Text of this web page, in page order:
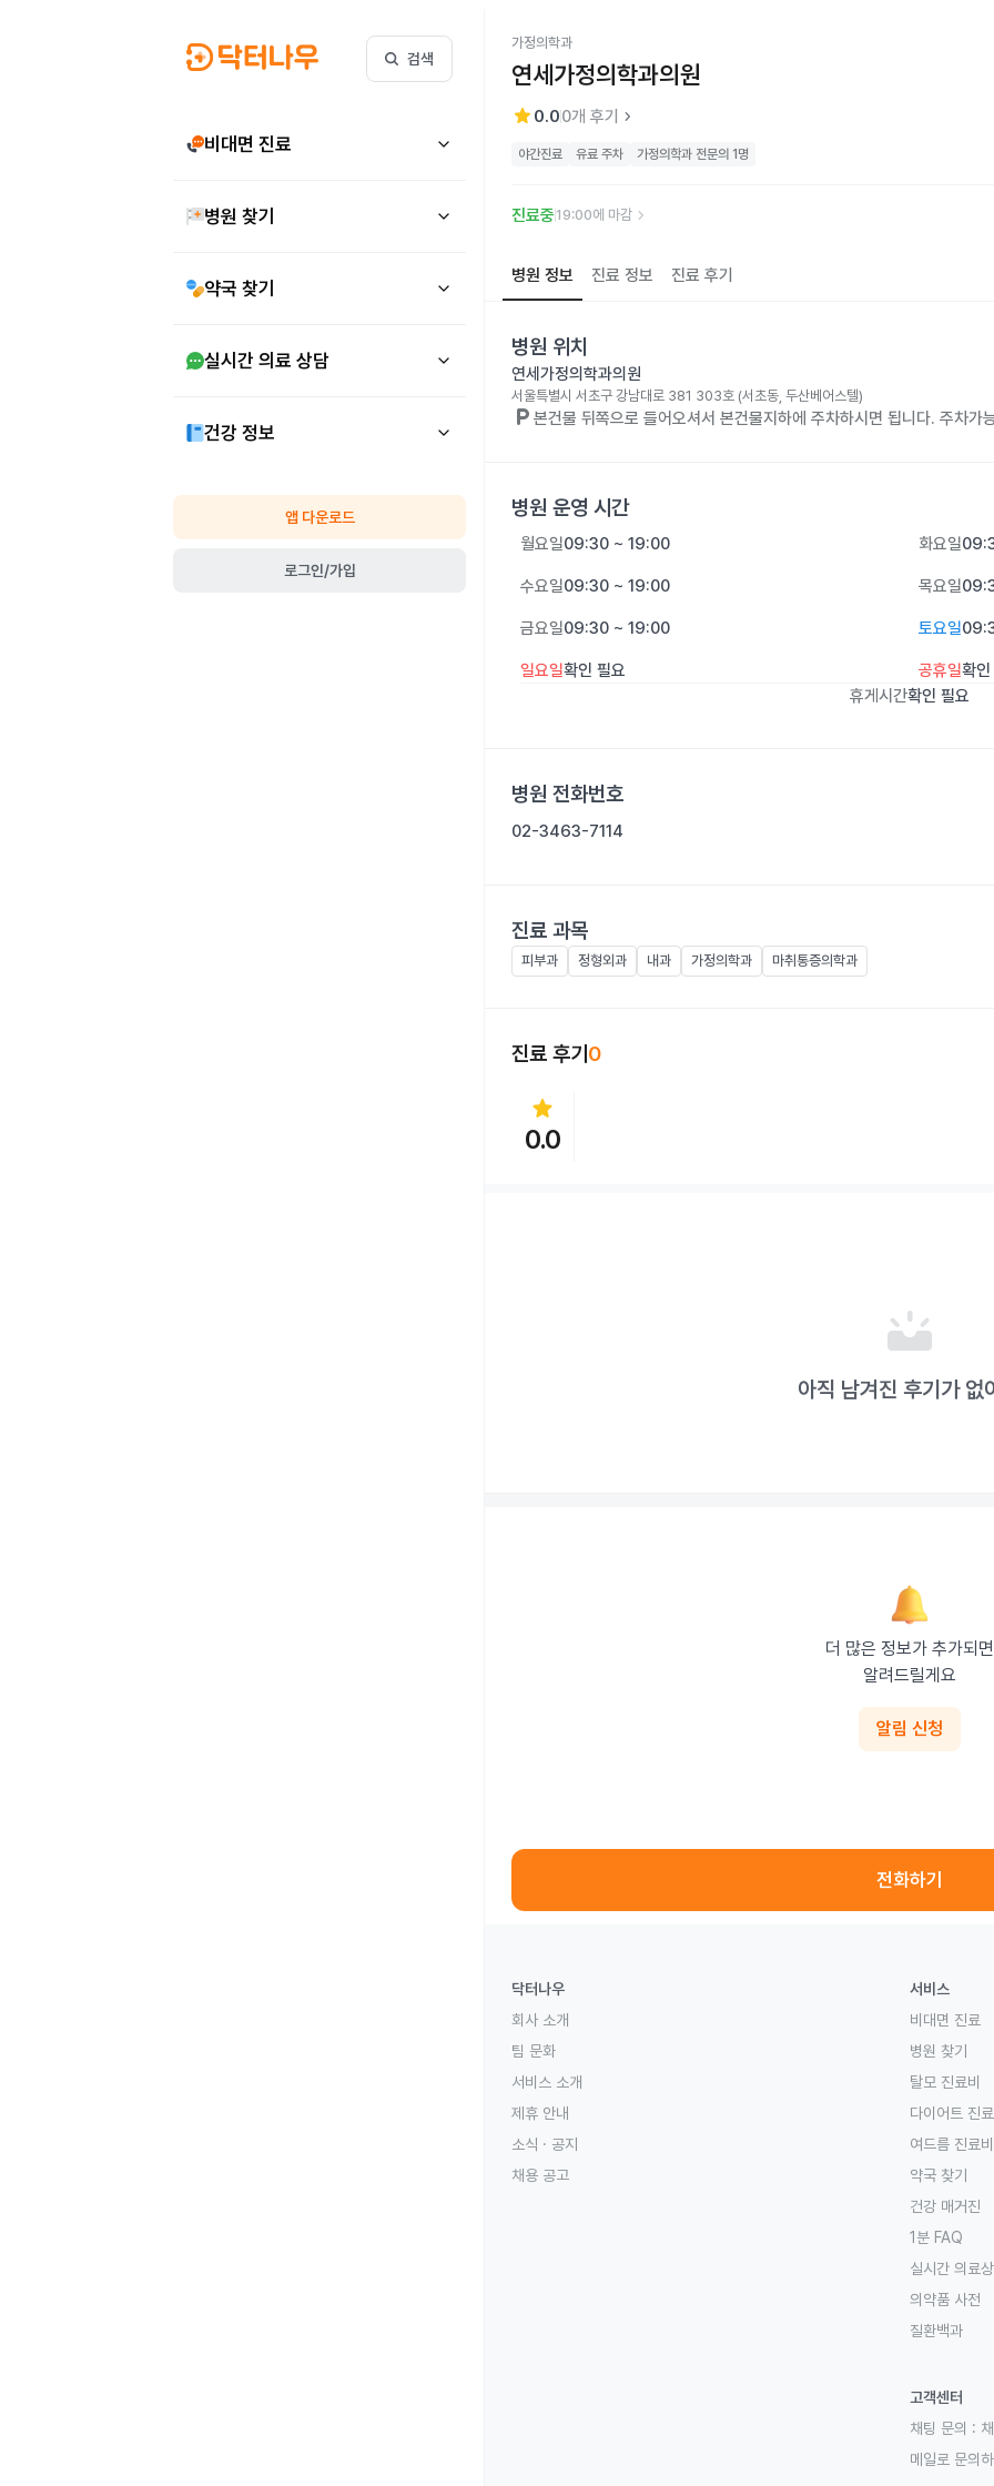
검색
비대면 진료
병원 찾기
약국 찾기
실시간 의료 상담
건강 정보
앱 다운로드
로그인/가입
가정의학과
연세가정의학과의원
star 0.00개 후기 keyboard_arrow_right
야간진료 유료 주차 가정의학과 전문의 1명
진료중 19:00에 마감 keyboard_arrow_right
병원 정보 진료 정보 진료 후기
병원 위치
연세가정의학과의원
서울특별시 서초구 강남대로 381 303호 (서초동, 두산베어스텔)
local_parking 본건물 뒤쪽으로 들어오셔서 본건물지하에 주차하시면 됩니다. 주차가
병원 운영 시간
월요일09:30 ~ 19:00 화요일
수요일09:30 ~ 19:00 목요일
금요일09:30 ~ 19:00 토요일
일요일확인 필요 공휴일확
휴게시간확인 필요
병원 전화번호
02-3463-7114
진료 과목
피부과 정형외과 내과 가정의학과 마취통증의학과
진료 후기 0
star
0.0
upcoming
아직 남겨진 후기가 없
더 많은 정보가 추가되면
알려드릴게요
알림 신청
전화하기
닥터나우
회사 소개
팀 문화
서비스 소개
제휴 안내
소식 · 공지
채용 공고
서비스
비대면 진료
병원 찾기
탈모 진료비
다이어트 진
여드름 진료비
약국 찾기
건강 매거진
1분 FAQ
실시간 의료
의약품 사전
질환백과
고객센터
채팅 문의 :
메일로 문의